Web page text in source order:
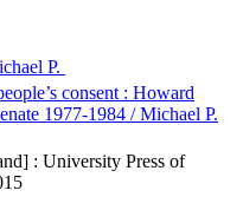
P.
consent : Howard
1977-1984 / Michael P.
: University Press of